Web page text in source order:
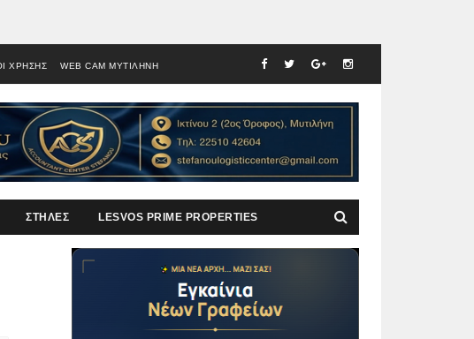
ΧΡΗΣΗΣ WEB CAM ΜΥΤΙΛΗΝΗ
ΣΤΗΛΕΣ LESVOS PRIME PROPERTIES